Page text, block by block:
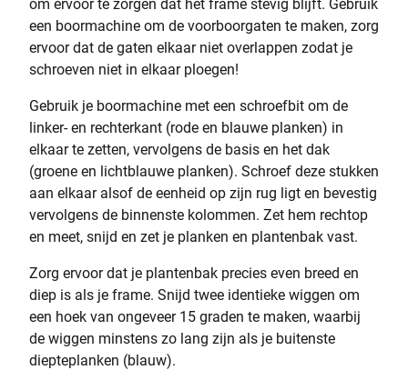
om ervoor te zorgen dat het frame stevig blijft. Gebruik
een boormachine om de voorboorgaten te maken, zorg
ervoor dat de gaten elkaar niet overlappen zodat je
schroeven niet in elkaar ploegen!
Gebruik je boormachine met een schroefbit om de
linker- en rechterkant (rode en blauwe planken) in
elkaar te zetten, vervolgens de basis en het dak
(groene en lichtblauwe planken). Schroef deze stukken
aan elkaar alsof de eenheid op zijn rug ligt en bevestig
vervolgens de binnenste kolommen. Zet hem rechtop
en meet, snijd en zet je planken en plantenbak vast.
Zorg ervoor dat je plantenbak precies even breed en
diep is als je frame. Snijd twee identieke wiggen om
een hoek van ongeveer 15 graden te maken, waarbij
de wiggen minstens zo lang zijn als je buitenste
diepteplanken (blauw).